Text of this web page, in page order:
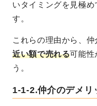
いタイミングを見極
す。
これらの理由から、仲
近い額で売れる可能性
う。
1-1-2.仲介のデメリ